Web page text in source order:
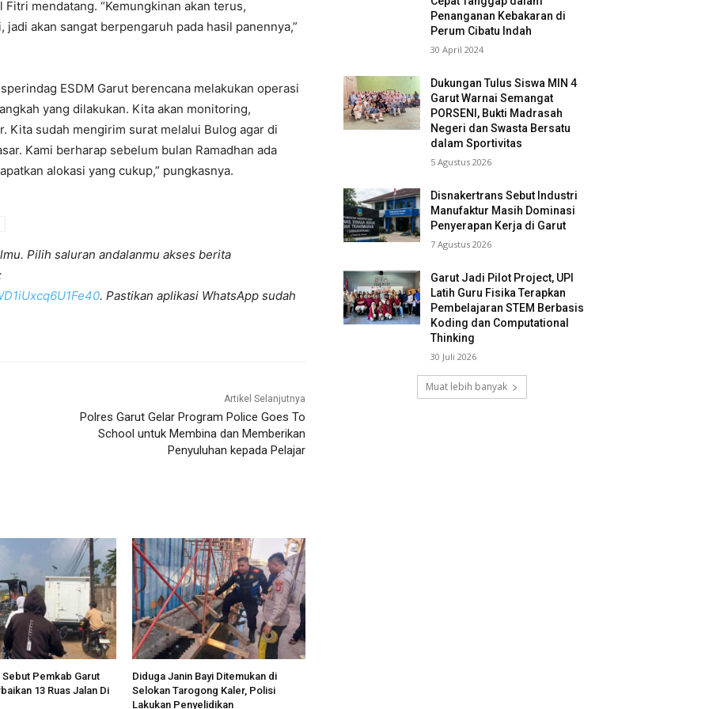
mendatang. “Kemungkinan akan terus,
akan sangat berpengaruh pada hasil panennya,”
ESDM Garut berencana melakukan operasi
yang dilakukan. Kita akan monitoring,
Kita sudah mengirim surat melalui Bulog agar di
Kami berharap sebelum bulan Ramadhan ada
alokasi yang cukup,” pungkasnya.
Pilih saluran andalanmu akses berita
. Pastikan aplikasi WhatsApp sudah
Artikel Selanjutnya
Polres Garut Gelar Program Police Goes To
School untuk Membina dan Memberikan
Penyuluhan kepada Pelajar
Pemkab Garut
13 Ruas Jalan Di
Diduga Janin Bayi Ditemukan di
Selokan Tarogong Kaler, Polisi
Lakukan Penyelidikan
Penanganan Kebakaran di
Perum Cibatu Indah
30 April 2024
Dukungan Tulus Siswa MIN 4
Garut Warnai Semangat
PORSENI, Bukti Madrasah
Negeri dan Swasta Bersatu
dalam Sportivitas
5 Agustus 2026
Disnakertrans Sebut Industri
Manufaktur Masih Dominasi
Penyerapan Kerja di Garut
7 Agustus 2026
Garut Jadi Pilot Project, UPI
Latih Guru Fisika Terapkan
Pembelajaran STEM Berbasis
Koding dan Computational
Thinking
30 Juli 2026
Muat lebih banyak